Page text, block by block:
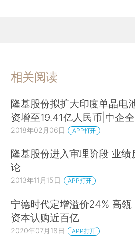
相关阅读
隆基股份拟扩大印度单晶电
资增至19.41亿人民币|中企
2018年02月06日 APP打开
隆基股份进入审理阶段 业绩
论
2013年11月15日 APP打开
宁德时代定增溢价24% 高瓴
资本认购近百亿
2020年07月18日 APP打开